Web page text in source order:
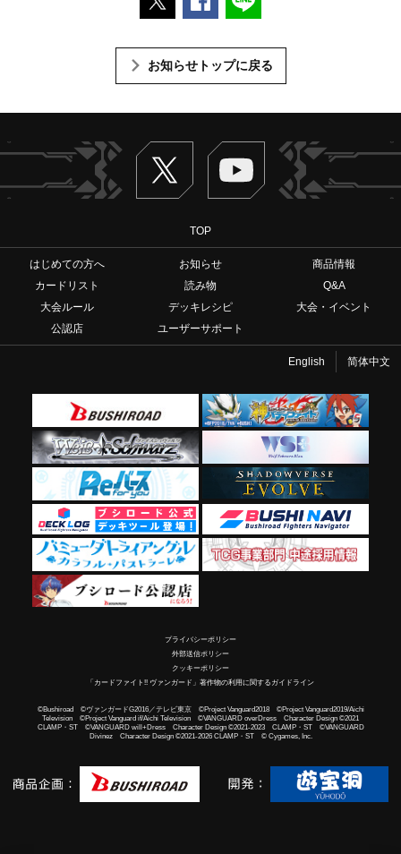
お知らせトップに戻る
Twitter ヴァンガードch
TOP
はじめての方へ お知らせ
商品情報
カードリスト
読み物
Q&A
大会ルール
デッキレシピ
大会・イベント
公認店
ユーザーサポート
English 简体中文
プライバシーポリシー
外部送信ポリシー
クッキーポリシー
「カードファイト!! ヴァンガード」著作物の利用に関するガイドライン
©Bushiroad ©ヴァンガードG2016／テレビ東京 ©Project Vanguard2018 ©Project Vanguard2019/Aichi
Television ©Project Vanguard if/Aichi Television ©VANGUARD overDress Character Design ©2021
CLAMP・ST ©VANGUARD will+Dress Character Design ©2021-2023 CLAMP・ST ©VANGUARD
Divinez Character Design ©2021-2026 CLAMP・ST © Cygames, Inc.